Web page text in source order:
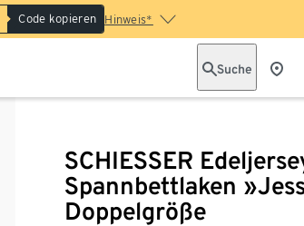
Code kopieren Hinweis*
Suche
SCHIESSER
Spannbettlaken
Doppelgröße